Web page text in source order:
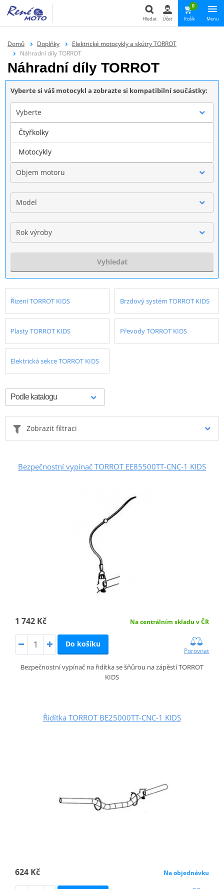
Hledat Účet
0
Košík Menu
Domů Doplňky
Elektrické motocykly a skútry TORROT
Náhradní díly TORROT
Náhradní díly TORROT
Vyberte si váš motocykl a zobrazte si kompatibilní součástky:
Vyberte
Značka
Objem motoru
Model
Rok výroby
Vyhledat
Řizení TORROT KIDS Brzdový systém TORROT KIDS
Plasty TORROT KIDS Převody TORROT KIDS
Elektrická sekce TORROT KIDS
Zobrazit filtraci
Bezpečnostní vypínač TORROT EE85500TT-CNC-1 KIDS
1 742 Kč Na centrálním skladu v ČR
Do košíku
Porovnat
Bezpečnostní vypínač na řidítka se šňůrou na zápěstí TORROT
KIDS
Řídítka TORROT BE25000TT-CNC-1 KIDS
624 Kč Na objednávku
Čtyřkolky
Motocykly